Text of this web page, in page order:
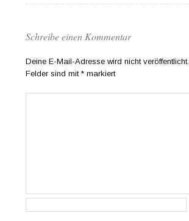
Schreibe einen Kommentar
Deine E-Mail-Adresse wird nicht veröffentlicht.
Felder sind mit* markiert